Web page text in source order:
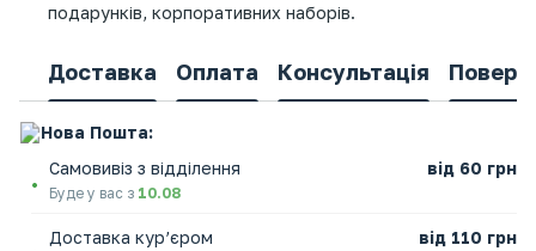
подарунків, корпоративних наборів.
Доставка Оплата Консультація
Нова Пошта:
Самовивіз з відділення
Буде у вас з 10.08
від 60 грн
Доставка кур’єром від 110 грн